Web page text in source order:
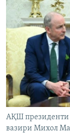
АҚШ президенти
вазири Михол